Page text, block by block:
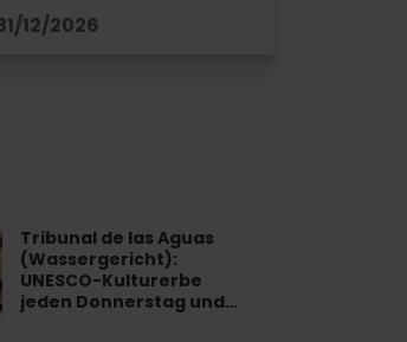
12/2026
Tribunal de las Aguas
(Wassergericht):
UNESCO-Kulturerbe
jeden Donnerstag und…